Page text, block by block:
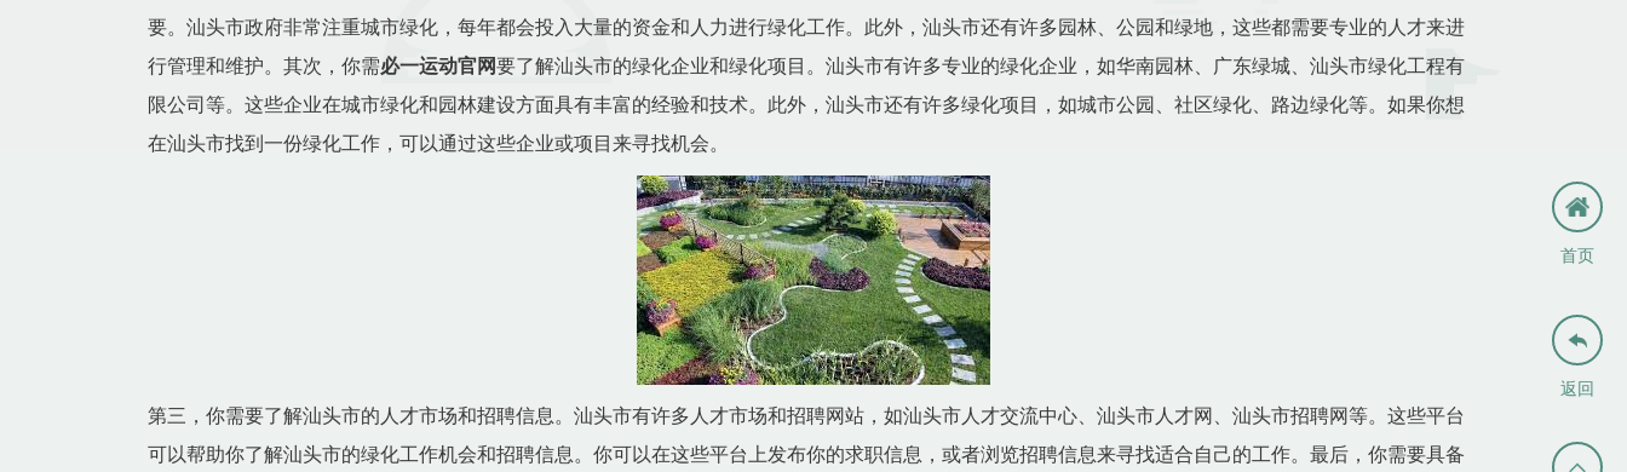
要。汕头市政府非常注重城市绿化，每年都会投入大量的资金和人力进行绿化工作。此外，汕头市还有许多园林、公园和绿地，这些都需要专业的人才来进
行管理和维护。其次，你需必一运动官网要了解汕头市的绿化企业和绿化项目。汕头市有许多专业的绿化企业，如华南园林、广东绿城、汕头市绿化工程有
限公司等。这些企业在城市绿化和园林建设方面具有丰富的经验和技术。此外，汕头市还有许多绿化项目，如城市公园、社区绿化、路边绿化等。如果你想
在汕头市找到一份绿化工作，可以通过这些企业或项目来寻找机会。
第三，你需要了解汕头市的人才市场和招聘信息。汕头市有许多人才市场和招聘网站，如汕头市人才交流中心、汕头市人才网、汕头市招聘网等。这些平台
可以帮助你了解汕头市的绿化工作机会和招聘信息。你可以在这些平台上发布你的求职信息，或者浏览招聘信息来寻找适合自己的工作。最后，你需要具备
首页


返回